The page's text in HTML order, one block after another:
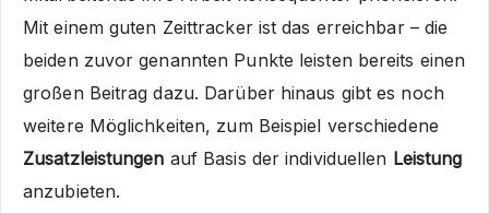
Mit einem guten Zeittracker ist das erreichbar – die
beiden zuvor genannten Punkte leisten bereits einen
großen Beitrag dazu. Darüber hinaus gibt es noch
weitere Möglichkeiten, zum Beispiel verschiedene
Zusatzleistungen auf Basis der individuellen Leistung
anzubieten.